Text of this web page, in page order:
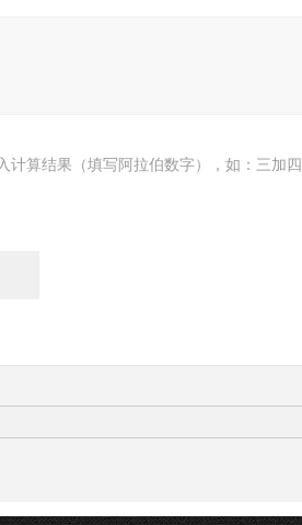
计算结果（填写阿拉伯数字），如：三加四